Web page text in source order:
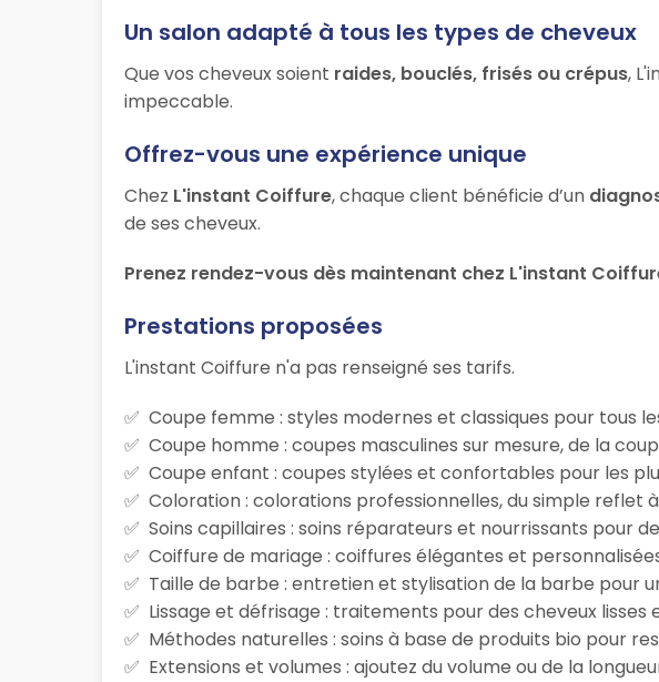
Un salon adapté à tous les types de cheveux
Que vos cheveux soient raides, bouclés, frisés ou crépus,
impeccable.
Offrez-vous une expérience unique
Chez L'instant Coiffure, chaque client bénéficie d’un
de ses cheveux.
Prenez rendez-vous dès maintenant chez L'instant
Prestations proposées
L'instant Coiffure n'a pas renseigné ses tarifs.
Coupe femme : styles modernes et classiques pour tous
Coupe homme : coupes masculines sur mesure, de la
Coupe enfant : coupes stylées et confortables pour les
Coloration : colorations professionnelles, du simple reflet
Soins capillaires : soins réparateurs et nourrissants pour
Coiffure de mariage : coiffures élégantes et
Taille de barbe : entretien et stylisation de la barbe pour
Lissage et défrisage : traitements pour des cheveux lisses
Méthodes naturelles : soins à base de produits bio pour
Extensions et volumes : ajoutez du volume ou de la